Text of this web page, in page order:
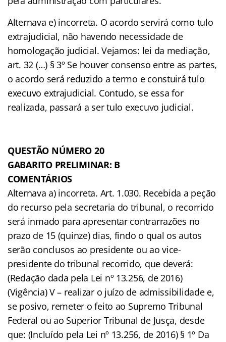
Alternava e) incorreta. O acordo servirá como tulo
extrajudicial, não havendo necessidade de
homologação judicial. Vejamos: lei da mediação,
art. 32 (…) § 3º Se houver consenso entre as partes,
o acordo será reduzido a termo e constuirá tulo
execuvo extrajudicial. Contudo, se essa for
realizada, passará a ser tulo execuvo judicial.
QUESTÃO NÚMERO 20
GABARITO PRELIMINAR: B
COMENTÁRIOS
Alternava a) incorreta. Art. 1.030. Recebida a peção
do recurso pela secretaria do tribunal, o recorrido
será inmado para apresentar contrarrazões no
prazo de 15 (quinze) dias, findo o qual os autos
serão conclusos ao presidente ou ao vice-
presidente do tribunal recorrido, que deverá:
(Redação dada pela Lei nº 13.256, de 2016)
(Vigência) V – realizar o juízo de admissibilidade e,
se posivo, remeter o feito ao Supremo Tribunal
Federal ou ao Superior Tribunal de Jusça, desde
que: (Incluído pela Lei nº 13.256, de 2016) § 1º Da